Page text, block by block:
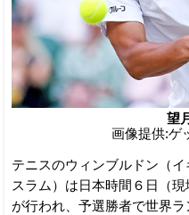
望
画像提供:ゲ
テニスのウィンブルドン（
スラム）は日本時間６日（
が行われ、予選勝者で世界